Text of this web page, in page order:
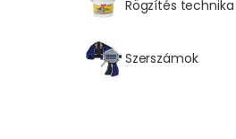
Rögzítés technika
Szerszámok